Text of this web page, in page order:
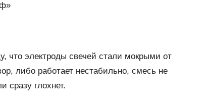
что электроды свечей стали мокрыми от
либо работает нестабильно, смесь не
сразу глохнет.